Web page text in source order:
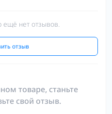
ещё нет отзывов.
отзыв
товаре, станьте
свой отзыв.